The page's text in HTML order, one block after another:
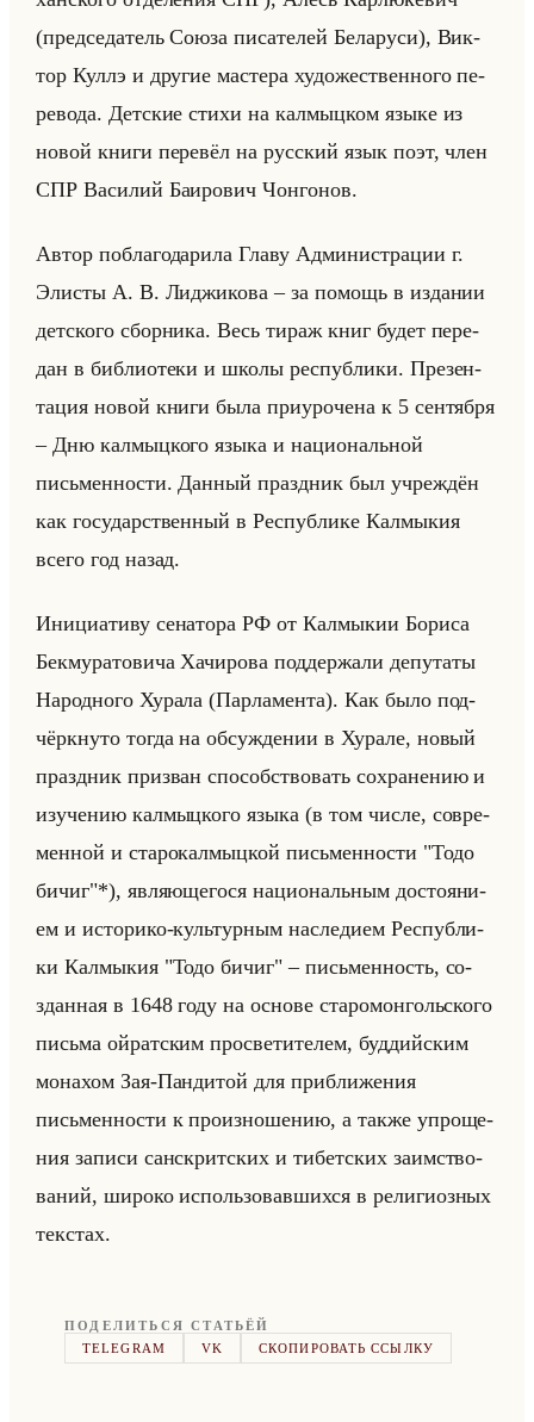
(пред­се­да­тель Союза пи­са­те­лей Бе­ла­ру­си), Вик­
тор Куллэ и дру­гие ма­сте­ра ху­до­же­ствен­но­го пе­
ре­во­да. Дет­ские стихи на кал­мыц­ком языке из
новой книги пе­ре­вёл на рус­ский язык поэт, член
СПР Ва­си­лий Ба­иро­вич Чон­го­нов.
Автор по­бла­го­да­ри­ла Главу Ад­ми­ни­стра­ции г.
Эли­сты А. В. Ли­джи­ко­ва – за по­мощь в из­да­нии
дет­ско­го сбор­ни­ка. Весь тираж книг будет пе­ре­
дан в биб­лио­те­ки и школы рес­пуб­ли­ки. Пре­зен­
та­ция новой книги была при­уро­че­на к 5 сен­тяб­ря
– Дню кал­мыц­ко­го языка и на­ци­ональной
письмен­но­сти. Дан­ный празд­ник был учре­ждён
как го­су­дар­ствен­ный в Рес­пуб­ли­ке Кал­мы­кия
всего год назад.
Ини­ци­ати­ву се­на­то­ра РФ от Кал­мы­кии Бо­ри­са
Бек­му­ра­то­ви­ча Ха­чи­ро­ва под­дер­жа­ли де­пу­та­ты
На­род­но­го Ху­ра­ла (Пар­ла­мен­та). Как было под­
чёрк­ну­то тогда на об­суж­де­нии в Ху­ра­ле, новый
празд­ник при­зван спо­соб­ство­вать со­хра­не­нию и
изу­че­нию кал­мыц­ко­го языка (в том числе, со­вре­
мен­ной и ста­ро­кал­мыц­кой письмен­но­сти "Тодо
бичиг"*), яв­ля­юще­го­ся на­ци­ональным до­сто­яни­
ем и ис­то­ри­ко-культур­ным на­сле­ди­ем Рес­пуб­ли­
ки Кал­мы­кия "Тодо бичиг" – письмен­ность, со­
здан­ная в 1648 году на ос­но­ве ста­ро­мон­гольско­го
письма ойрат­ским про­све­ти­те­лем, буд­дийским
мо­на­хом Зая-Пан­ди­той для при­бли­же­ния
письмен­но­сти к про­из­но­ше­нию, а также упро­ще­
ния за­пи­си сан­скрит­ских и ти­бет­ских за­им­ство­
ва­ний, ши­ро­ко ис­пользо­вав­ших­ся в ре­ли­ги­оз­ных
текстах.
ПОДЕЛИТЬСЯ СТАТЬЁЙ
TELEGRAM
VK СКОПИРОВАТЬ ССЫЛКУ